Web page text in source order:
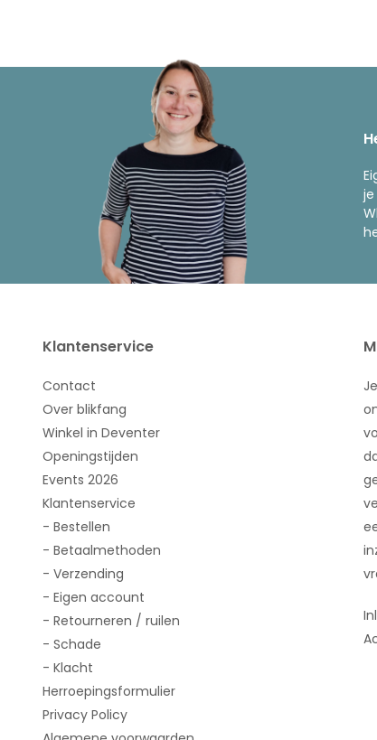
Klantenservice
Contact
Over blikfang
Winkel in Deventer
Openingstijden
Events 2026
Klantenservice
- Bestellen
- Betaalmethoden
- Verzending
- Eigen account
- Retourneren / ruilen
- Schade
- Klacht
Herroepingsformulier
Privacy Policy